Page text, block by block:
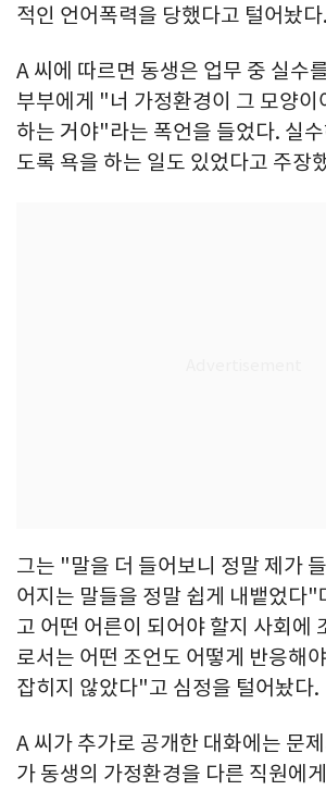
적인 언어폭력을 당했다고 털어놨다.
A 씨에 따르면 동생은 업무 중 실수
부부에게 "너 가정환경이 그 모양이
하는 거야"라는 폭언을 들었다. 실
도록 욕을 하는 일도 있었다고 주장
그는 "말을 더 들어보니 정말 제가
어지는 말들을 정말 쉽게 내뱉었다"
고 어떤 어른이 되어야 할지 사회에
로서는 어떤 조언도 어떻게 반응해
잡히지 않았다"고 심정을 털어놨다.
A 씨가 추가로 공개한 대화에는 문
가 동생의 가정환경을 다른 직원에